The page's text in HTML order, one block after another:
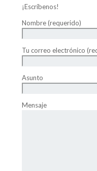
¡Escríbenos!
Nombre (requerido)
Tu correo electrónico
Asunto
Mensaje